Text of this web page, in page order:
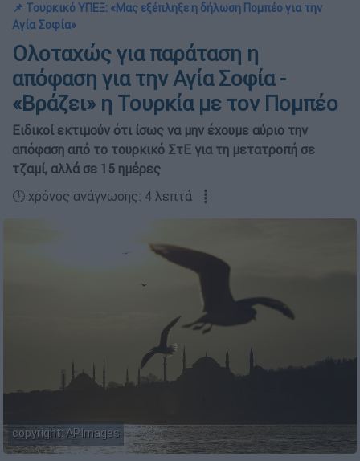
📌 Τουρκικό ΥΠΕΞ: «Μας εξέπληξε η δήλωση Πομπέο για την
Αγία Σοφία»
Ολοταχώς για παράταση η
απόφαση για την Αγία Σοφία -
«Βράζει» η Τουρκία με τον Πομπέο
Ειδικοί εκτιμούν ότι ίσως να μην έχουμε αύριο την
απόφαση από το τουρκικό ΣτΕ για τη μετατροπή σε
τζαμί, αλλά σε 15 ημέρες
🕛 χρόνος ανάγνωσης: 4 λεπτά ┋
copyright: APImages